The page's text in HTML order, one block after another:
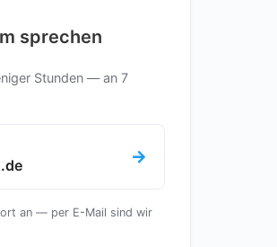
sprechen
Stunden — an 7
an — per E-Mail sind wir